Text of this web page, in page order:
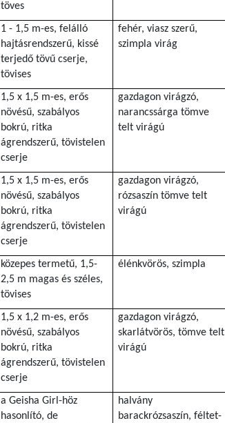
töves
1 - 1,5 m-es, felálló
hajtásrendszerű, kissé
terjedő tövű cserje,
tövises
fehér, viasz szerű,
szimpla virág
1,5 x 1,5 m-es, erős
növésű, szabályos
bokrú, ritka
ágrendszerű, tövistelen
cserje
gazdagon virágzó,
narancssárga tömve
telt virágú
1,5 x 1,5 m-es, erős
növésű, szabályos
bokrú, ritka
ágrendszerű, tövistelen
cserje
gazdagon virágzó,
rózsaszín tömve telt
virágú
közepes termetű, 1,5-
2,5 m magas és széles,
tövises
élénkvörös, szimpla
1,5 x 1,2 m-es, erős
növésű, szabályos
bokrú, ritka
ágrendszerű, tövistelen
cserje
gazdagon virágzó,
skarlátvörös, tömve telt
virágú
a Geisha Girl-höz
hasonlító, de
halvány
barackrózsaszín, féltet-